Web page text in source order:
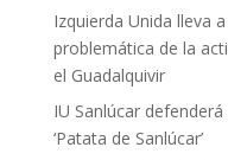
Izquierda Unida lleva
problemática de la
el Guadalquivir
IU Sanlúcar
‘Patata de Sanlúcar’